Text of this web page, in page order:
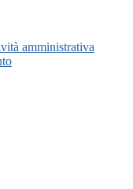
amministrativa